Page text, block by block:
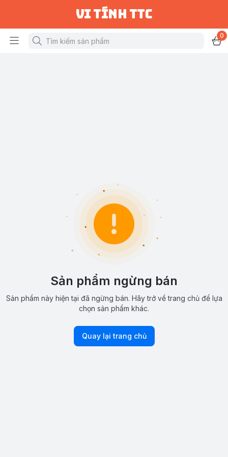
vi tính ttc
0
Sản phẩm ngừng bán
Sản phẩm này hiện tại đã ngừng bán. Hãy trở về trang chủ để lựa
chọn sản phẩm khác.
Quay lại trang chủ